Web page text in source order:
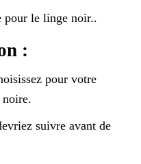
pour le linge noir..
:
pour votre
suivre avant de